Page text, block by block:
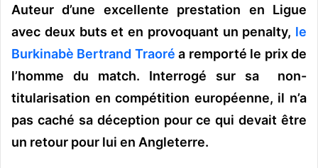
l
Auteur d’une excellente prestation en Ligue
avec deux buts et en provoquant un penalty, le
Burkinabè Bertrand Traoré a remporté le prix de
l’homme du match. Interrogé sur sa non-
titularisation en compétition européenne, il n’a
pas caché sa déception pour ce qui devait être
un retour pour lui en Angleterre.